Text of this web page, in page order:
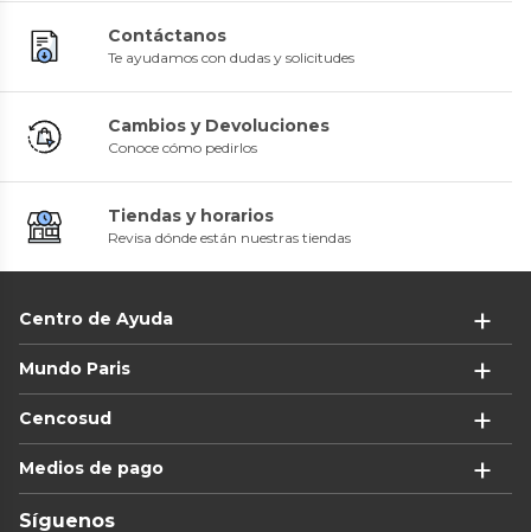
Contáctanos
Te ayudamos con dudas y solicitudes
Cambios y Devoluciones
Conoce cómo pedirlos
Tiendas y horarios
Revisa dónde están nuestras tiendas
Centro de Ayuda
Mundo Paris
Cencosud
Medios de pago
Síguenos